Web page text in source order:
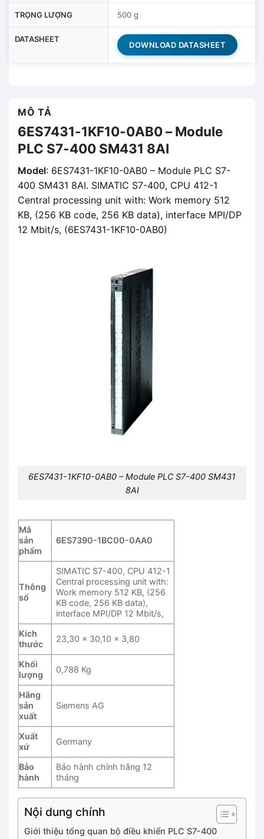
TRỌNG LƯỢNG 500 g
DATASHEET
DOWNLOAD DATASHEET
MÔ TẢ
6ES7431-1KF10-0AB0 – Module
PLC S7-400 SM431 8AI
Model: 6ES7431-1KF10-0AB0 – Module PLC S7-
400 SM431 8AI. SIMATIC S7-400, CPU 412-1
Central processing unit with: Work memory 512
KB, (256 KB code, 256 KB data), interface MPI/DP
12 Mbit/s, (6ES7431-1KF10-0AB0)
6ES7431-1KF10-0AB0 – Module PLC S7-400 SM431
8AI
Mã
sản
phẩm
6ES7390-1BC00-0AA0
Thông
số
SIMATIC S7-400, CPU 412-1
Central processing unit with:
Work memory 512 KB, (256
KB code, 256 KB data),
interface MPI/DP 12 Mbit/s,
Kích
thước
23,30 x 30,10 x 3,80
Khối
lượng
0,788 Kg
Hãng
sản
xuất
Siemens AG
Xuất
xứ
Germany
Bảo
hành
Bảo hành chính hãng 12
tháng
Nội dung chính
Giới thiệu tổng quan bộ điều khiển PLC S7-400